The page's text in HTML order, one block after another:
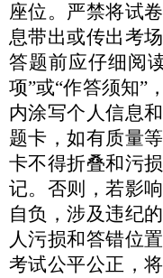
座位。严禁将试
息带出或传出考
答题前应仔细阅
项”或“作答须知”
内涂写个人信息
题卡，如有质量
卡不得折叠和污
记。 否则，若影
自负，涉及违纪
人污损和答错位
考试公平公正，